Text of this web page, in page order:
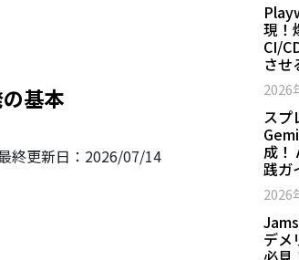
基本
終更新日： 2026/07/14
現！
CI/
させ
2026
スプ
成！
践ガ
2026
デメ